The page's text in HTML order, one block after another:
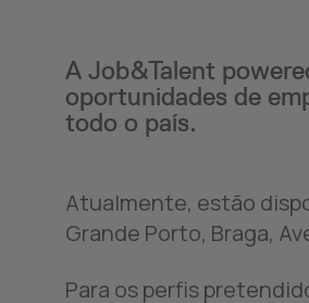
A Job&Talent
oportunidades de
todo o país.
Atualmente, estão
Grande Porto, Braga,
Para os perfis